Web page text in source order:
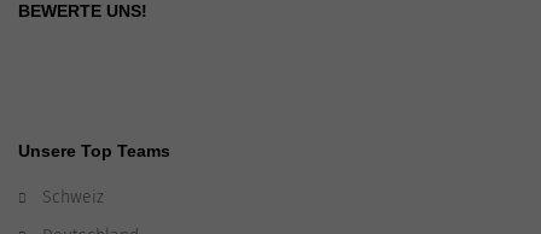
BEWERTE UNS!
Unsere Top Teams
Schweiz